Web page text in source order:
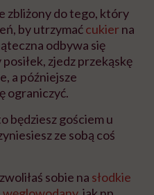
zbliżony do tego, który
by utrzymaćcukierna
odbywa się
zjedz przekąskę
a późniejsze
ograniczyć.
będziesz gościem u
ze sobą coś
sobie na słodkie